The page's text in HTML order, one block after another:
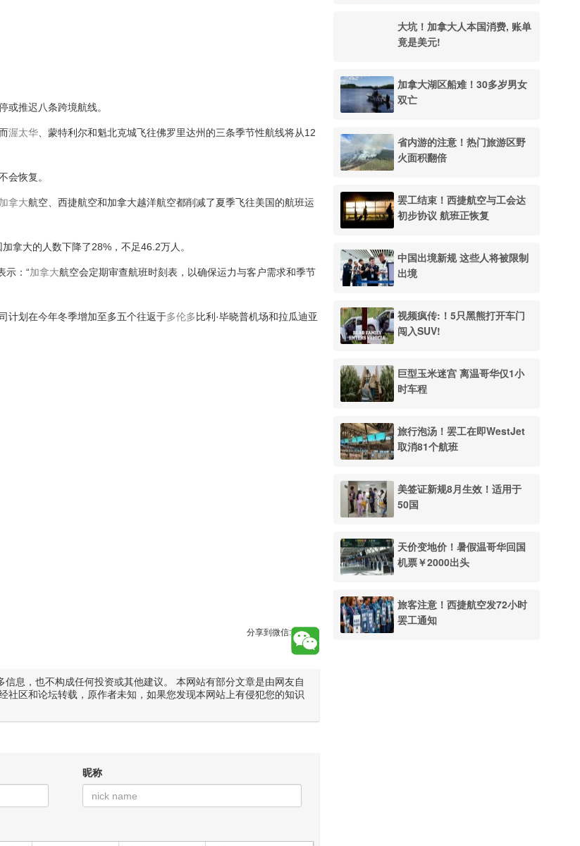
或推迟八条跨境航线。
渥太华 、蒙特利尔和魁北克城飞往佛罗里达州的三条季节性航线将从12
会恢复。
加拿大航空、西捷航空和加拿大越洋航空都削减了夏季飞往美国的航班运
拿大的人数下降了28%，不足46.2万人。
示：“加拿大航空会定期审查航班时刻表，以确保运力与客户需求和季节
计划在今年冬季增加至多五个往返于多伦多比利·毕晓普机场和拉瓜迪亚
分享到微信:
息，也不构成任何投资或其他建议。 本网站有部分文章是由网友自
区和论坛转载，原作者未知，如果您发现本网站上有侵犯您的知识
昵称
大坑！加拿大人本国消费, 账单
竟是美元!
加拿大湖区船难！30多岁男女
双亡
省内游的注意！热门旅游区野
火面积翻倍
罢工结束！西捷航空与工会达
初步协议 航班正恢复
中国出境新规 这些人将被限制
出境
视频疯传:！5只黑熊打开车门
闯入SUV!
巨型玉米迷宫 离温哥华仅1小
时车程
旅行泡汤！罢工在即WestJet
取消81个航班
美签证新规8月生效！适用于
50国
天价变地价！暑假温哥华回国
机票￥2000出头
旅客注意！西捷航空发72小时
罢工通知